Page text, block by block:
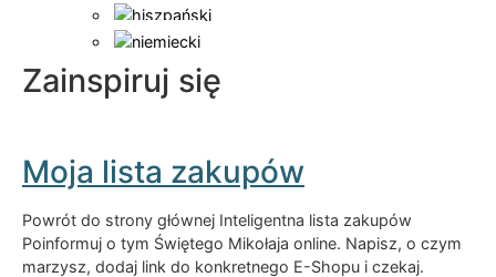
Zainspiruj się
Moja lista zakupów
Powrót do strony głównej Inteligentna lista zakupów
Poinformuj o tym Świętego Mikołaja online. Napisz, o czym
marzysz, dodaj link do konkretnego E-Shopu i czekaj.